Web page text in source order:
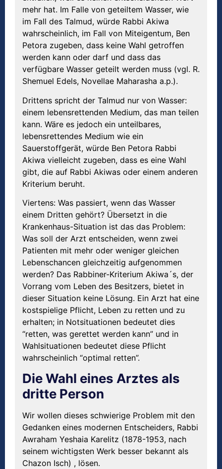
mehr hat. Im Falle von geteiltem Wasser, wie
im Fall des Talmud, würde Rabbi Akiwa
wahrscheinlich, im Fall von Miteigentum, Ben
Petora zugeben, dass keine Wahl getroffen
werden kann oder darf und dass das
verfügbare Wasser geteilt werden muss (vgl. R.
Shemuel Edels, Novellae Maharasha a.p.).
Drittens spricht der Talmud nur von Wasser:
einem lebensrettenden Medium, das man teilen
kann. Wäre es jedoch ein unteilbares,
lebensrettendes Medium wie ein
Sauerstoffgerät, würde Ben Petora Rabbi
Akiwa vielleicht zugeben, dass es eine Wahl
gibt, die auf Rabbi Akiwas oder einem anderen
Kriterium beruht.
Viertens: Was passiert, wenn das Wasser
einem Dritten gehört? Übersetzt in die
Krankenhaus-Situation ist das das Problem:
Was soll der Arzt entscheiden, wenn zwei
Patienten mit mehr oder weniger gleichen
Lebenschancen gleichzeitig aufgenommen
werden? Das Rabbiner-Kriterium Akiwa´s, der
Vorrang vom Leben des Besitzers, bietet in
dieser Situation keine Lösung. Ein Arzt hat eine
kostspielige Pflicht, Leben zu retten und zu
erhalten; in Notsituationen bedeutet dies
“retten, was gerettet werden kann” und in
Wahlsituationen bedeutet diese Pflicht
wahrscheinlich “optimal retten”.
Die Wahl eines Arztes als
dritte Person
Wir wollen dieses schwierige Problem mit den
Gedanken eines modernen Entscheiders, Rabbi
Awraham Yeshaia Karelitz (1878-1953, nach
seinem wichtigsten Werk besser bekannt als
Chazon Isch) , lösen.